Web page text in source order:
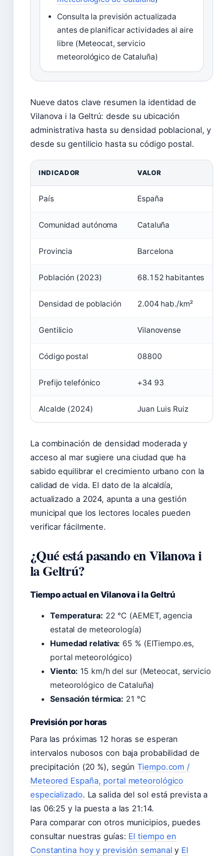
Consulta la previsión actualizada
antes de planificar actividades al aire
libre (Meteocat, servicio
meteorológico de Cataluña)
Nueve datos clave resumen la identidad de
Vilanova i la Geltrú: desde su ubicación
administrativa hasta su densidad poblacional, y
desde su gentilicio hasta su código postal.
INDICADOR VALOR
País España
Comunidad autónoma Cataluña
Provincia Barcelona
Población (2023) 68.152 habitantes
Densidad de población 2.004 hab./km²
Gentilicio Vilanovense
Código postal 08800
Prefijo telefónico +34 93
Alcalde (2024) Juan Luis Ruiz
La combinación de densidad moderada y
acceso al mar sugiere una ciudad que ha
sabido equilibrar el crecimiento urbano con la
calidad de vida. El dato de la alcaldía,
actualizado a 2024, apunta a una gestión
municipal que los lectores locales pueden
verificar fácilmente.
¿Qué está pasando en Vilanova i
la Geltrú?
Tiempo actual en Vilanova i la Geltrú
Temperatura: 22 °C (AEMET, agencia
estatal de meteorología)
Humedad relativa: 65 % (ElTiempo.es,
portal meteorológico)
Viento: 15 km/h del sur (Meteocat, servicio
meteorológico de Cataluña)
Sensación térmica: 21 °C
Previsión por horas
Para las próximas 12 horas se esperan
intervalos nubosos con baja probabilidad de
precipitación (20 %), segúnTiempo.com /
Meteored España, portal meteorológico
especializado. La salida del sol está prevista a
las 06:25 y la puesta a las 21:14.
Para comparar con otros municipios, puedes
consultar nuestras guías: El tiempo en
Constantina hoy y previsión semanal y El